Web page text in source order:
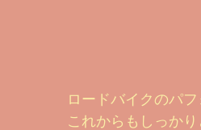
ロードバイクのパ
これからもしっか